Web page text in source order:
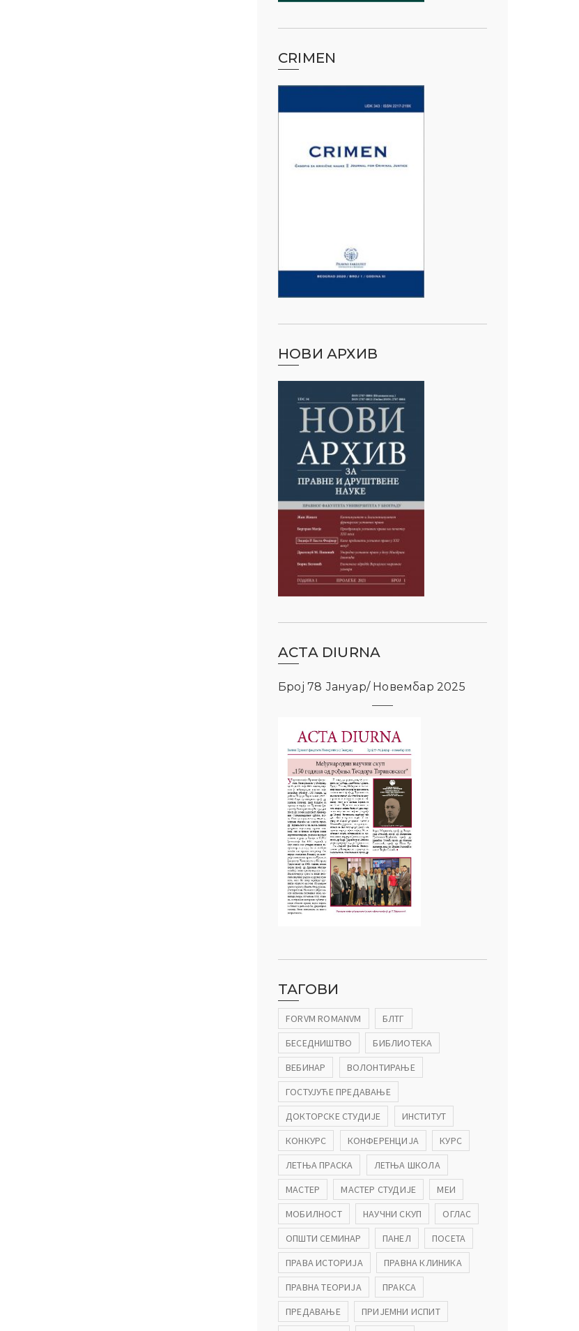
CRIMEN
НОВИ АРХИВ
ACTA DIURNA
Број 78 Јануар/ Новембар 2025
ТАГОВИ
FORVM ROMANVM
БЛТГ
БЕСЕДНИШТВО
БИБЛИОТЕКА
ВЕБИНАР
ВОЛОНТИРАЊЕ
ГОСТУЈУЋЕ ПРЕДАВАЊЕ
ДОКТОРСКЕ СТУДИЈЕ
ИНСТИТУТ
КОНКУРС
КОНФЕРЕНЦИЈА
КУРС
ЛЕТЊА ПРАСКА
ЛЕТЊА ШКОЛА
МАСТЕР
МАСТЕР СТУДИЈЕ
МЕИ
МОБИЛНОСТ
НАУЧНИ СКУП
ОГЛАС
ОПШТИ СЕМИНАР
ПАНЕЛ
ПОСЕТА
ПРАВА ИСТОРИЈА
ПРАВНА КЛИНИКА
ПРАВНА ТЕОРИЈА
ПРАКСА
ПРЕДАВАЊЕ
ПРИЈЕМНИ ИСПИТ